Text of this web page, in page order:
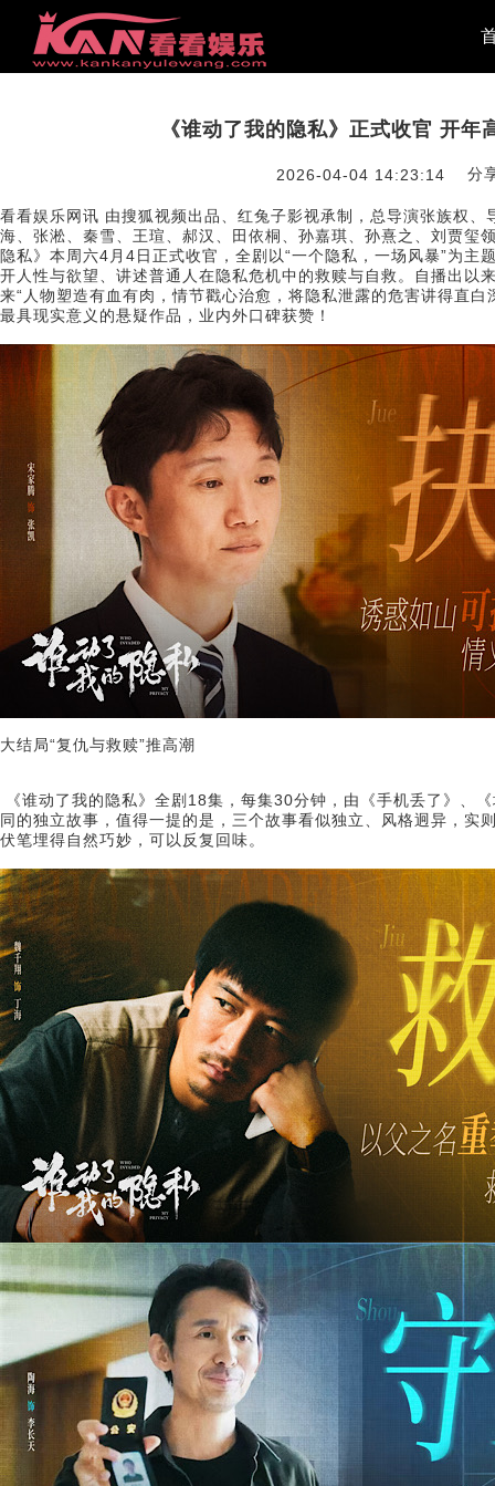
《谁动了我的隐私》正式收官 开年
2026-04-04 14:23:14 分
看看娱乐网讯 由搜狐视频出品、红兔子影视承制，总导演张族权
海、张淞、秦雪、王瑄、郝汉、田依桐、孙嘉琪、孙熹之、刘贾玺
隐私》本周六4月4日正式收官，全剧以“一个隐私，一场风暴”为主
开人性与欲望、讲述普通人在隐私危机中的救赎与自救。自播出以
来“人物塑造有血有肉，情节戳心治愈，将隐私泄露的危害讲得直
最具现实意义的悬疑作品，业内外口碑获赞！
大结局“复仇与救赎”推高潮
《谁动了我的隐私》全剧18集，每集30分钟，由《手机丢了》、
同的独立故事，值得一提的是，三个故事看似独立、风格迥异，实
伏笔埋得自然巧妙，可以反复回味。